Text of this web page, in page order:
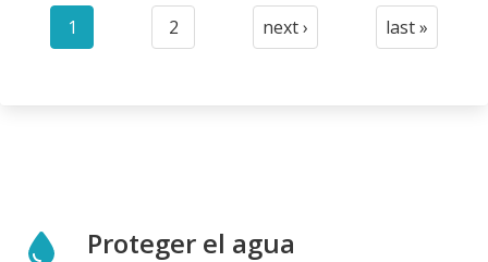
Paginación
Current
1
Page
2
Next
next ›
Last
last »
Proteger el agua